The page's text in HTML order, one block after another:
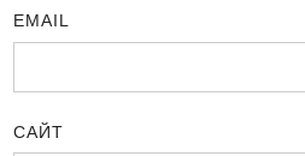
EMAIL
САЙТ